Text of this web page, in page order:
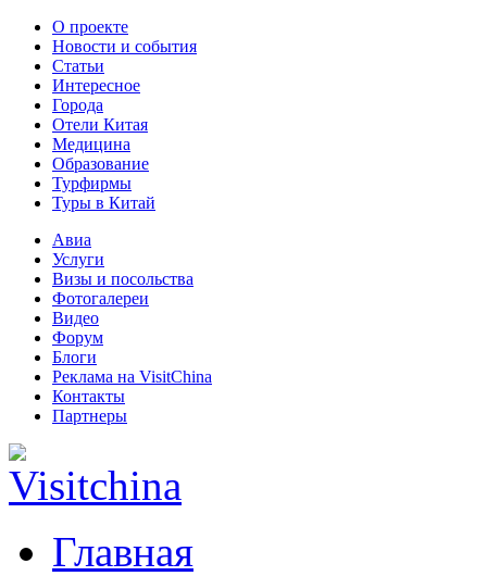
О проекте
Новости и события
Статьи
Интересное
Города
Отели Китая
Медицина
Образование
Турфирмы
Туры в Китай
Авиа
Услуги
Визы и посольства
Фотогалереи
Видео
Форум
Блоги
Реклама на VisitChina
Контакты
Партнеры
Главная